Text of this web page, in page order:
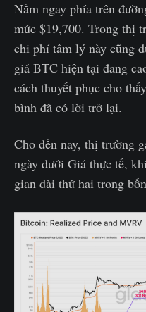
Nằm ngay phía trên
mức $19,700. Trong thị
chi phí tâm lý này cũng
giá BTC hiện tại đang
cách thuyết phục cho
bình đã có lời trở lại.
Cho đến nay, thị trường
ngày dưới Giá thực tế,
gian dài thứ hai trong